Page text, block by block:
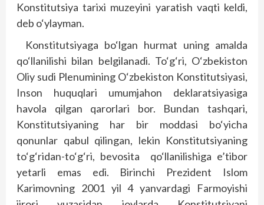
Konstitutsiya tarixi muzeyini yaratish vaqti keldi,
deb o‘ylayman.
Konstitutsiyaga bo‘lgan hurmat uning amalda
qo‘llanilishi bilan belgilanadi. To‘g‘ri, O‘zbekiston
Oliy sudi Plenumining O‘zbekiston Konstitutsiyasi,
Inson huquqlari umumjahon deklaratsiyasiga
havola qilgan qarorlari bor. Bundan tashqari,
Konstitutsiyaning har bir moddasi bo‘yicha
qonunlar qabul qilingan, lekin Konstitutsiyaning
to‘g‘ridan-to‘g‘ri, bevosita qo‘llanilishiga e’tibor
yetarli emas edi. Birinchi Prezident Islom
Karimovning 2001 yil 4 yanvardagi Farmoyishi